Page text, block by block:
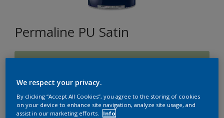
Permaline PU Satin
Format
We respect your privacy.
By clicking “Accept All Cookies”, you agree to the storing of cookies
on your device to enhance site navigation, analyze site usage, and
assist in our marketing efforts.
Info